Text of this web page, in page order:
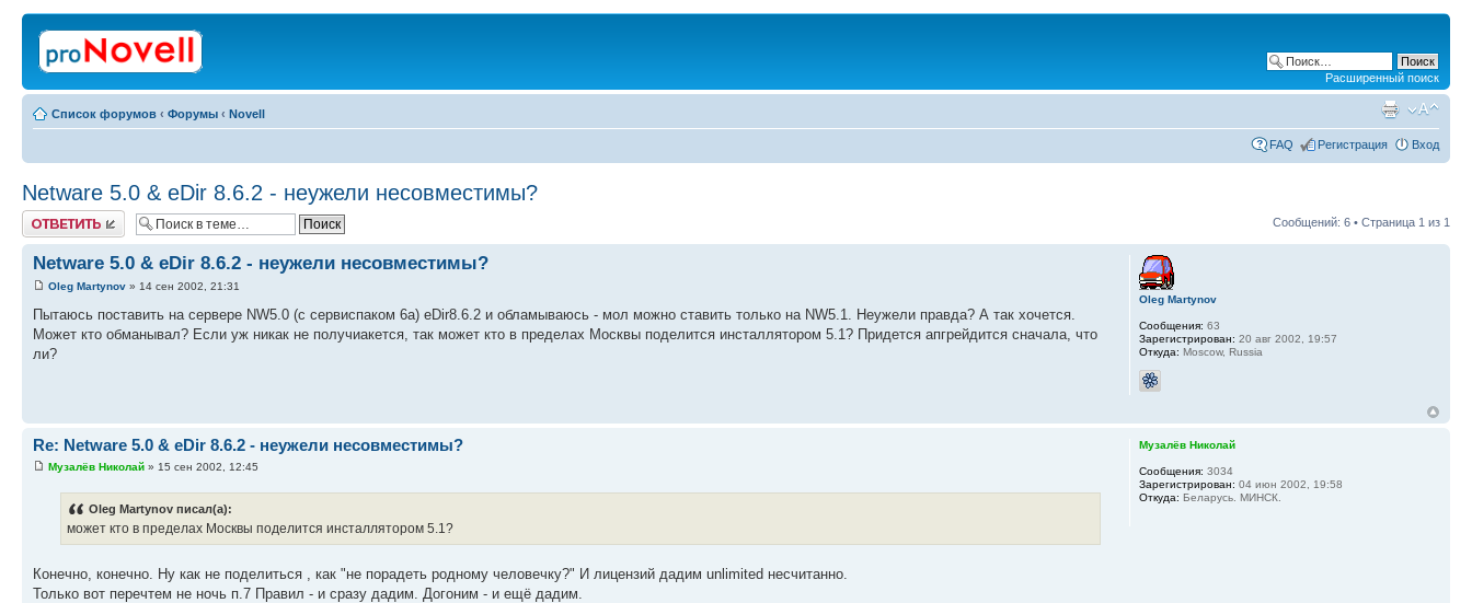
Расширенный поиск
Список форумов ‹ Форумы ‹ Novell
FAQ Регистрация Вход
Netware 5.0 & eDir 8.6.2 - неужели несовместимы?
Ответить Сообщений: 6 • Страница 1 из 1
Netware 5.0 & eDir 8.6.2 - неужели несовместимы?
Oleg Martynov » 14 сен 2002, 21:31
Пытаюсь поставить на сервере NW5.0 (с сервиспаком 6а) eDir8.6.2 и обламываюсь - мол можно ставить только на NW5.1. Неужели правда? А так хочется.
Может кто обманывал? Если уж никак не получиакется, так может кто в пределах Москвы поделится инсталлятором 5.1? Придется апгрейдится сначала, что
ли?
Oleg Martynov
Сообщения: 63
Зарегистрирован: 20 авг 2002, 19:57
Откуда: Moscow, Russia
Re: Netware 5.0 & eDir 8.6.2 - неужели несовместимы?
Музалёв Николай » 15 сен 2002, 12:45
Oleg Martynov писал(а):
может кто в пределах Москвы поделится инсталлятором 5.1?
Конечно, конечно. Ну как не поделиться , как "не порадеть родному человечку?" И лицензий дадим unlimited несчитанно.
Только вот перечтем не ночь п.7 Правил - и сразу дадим. Догоним - и ещё дадим.
Музалёв Николай
Сообщения: 3034
Зарегистрирован: 04 июн 2002, 19:58
Откуда: Беларусь. МИНСК.